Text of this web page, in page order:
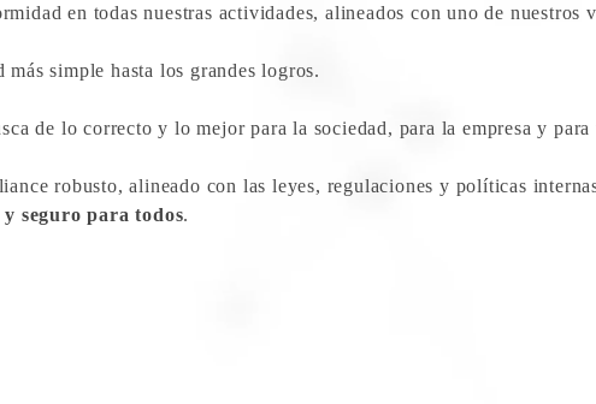
en todas nuestras actividades, alineados con uno de nuestros
más simple hasta los grandes logros.
de lo correcto y lo mejor para la sociedad, para la empresa y para
robusto, alineado con las leyes, regulaciones y políticas
seguro para todos.